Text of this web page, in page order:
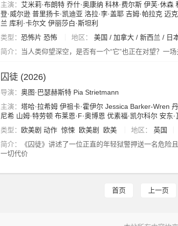
主演： 艾米莉·布朗特 乔什·奥康纳 科林·费尔斯 伊芙·休森
登·威尔逊 普里扬卡·凯迪亚 洛拉·李·盖耶 吉姆·帕拉克 迈
兰 库利·卡尔文 伊丽莎白·斯坦利
类型： 恐怖片 恐怖 地区： 美国 / 加拿大 / 新西兰 / 日
简介：
当人类仰望深空，是否有一个“它”也正在对望？一
囚徒 (2026)
导演： 奥图·巴瑟赫斯特 Pia Strietmann
主演： 塔哈·拉希姆 伊祖卡·霍伊尔 Jessica Barker-Wren
尼希 山姆·特劳顿 布莱恩·F·奥博恩 优素福·凯尔科尔 安东
类型：
欧美剧 动作 惊悚 欧美剧 欧美 地区： 英国
简介：
《囚徒》讲述了一位正直的年轻狱警押送一名危
一切代价
首页 上一页